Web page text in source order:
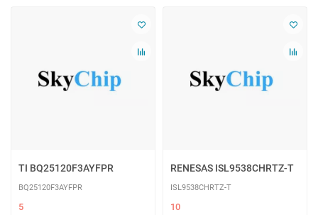
TI BQ25120F3AYFPR
BQ25120F3AYFPR
5
RENESAS ISL9538CHRTZ-T
ISL9538CHRTZ-T
10